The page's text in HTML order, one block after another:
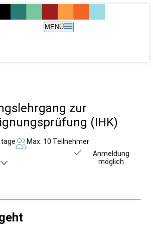
MENÜ
zur
(IHK)
Max. 10 Teilnehmer
Anmeldung
möglich